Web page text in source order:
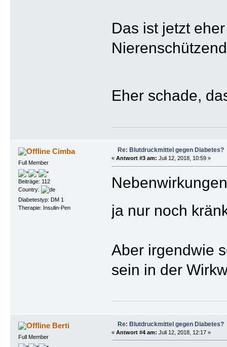
Das ist jetzt
Eher schade,
Cimba
Full Member
Beiträge: 112
Country:
Diabetestyp: DM 1
Therapie: Insulin-Pen
Re: Blutdruckmittel gegen Diabetes?
« Antwort #3 am: Juli 12, 2018, 10:59 »
ja nur noch
Aber irgendwie
sein in der
Berti
Full Member
Re: Blutdruckmittel gegen Diabetes?
« Antwort #4 am: Juli 12, 2018, 12:17 »